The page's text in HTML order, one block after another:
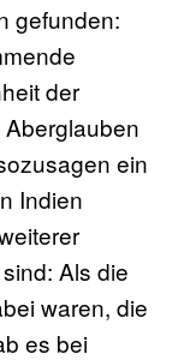
gefunden:
der
ein
Indien
Als die
waren, die
es bei